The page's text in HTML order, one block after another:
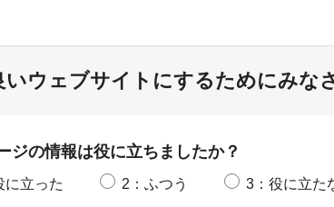
いウェブサイトにするためにみな
ジの情報は役に立ちましたか？
に立った 2：ふつう 3：役に立た